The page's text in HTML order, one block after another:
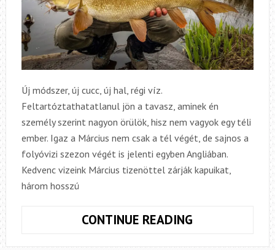
Új módszer, új cucc, új hal, régi víz.
Feltartóztathatatlanul jön a tavasz, aminek én
személy szerint nagyon örülök, hisz nem vagyok egy téli
ember. Igaz a Március nem csak a tél végét, de sajnos a
folyóvizi szezon végét is jelenti egyben Angliában.
Kedvenc vizeink Március tizenöttel zárják kapuikat,
három hosszú
CONTINUE READING